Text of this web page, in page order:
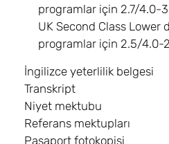
Urban Planning
and Design with
Foundation BA –
8,10
Lisans Bölümleri
Muhasebe ve
İşletme Yönetimi /
6,8
programlar için 2.7/4.0-
UK Second Class Lower
programlar için 2.5/4.0-
İngilizce yeterlilik belgesi
Transkript
Niyet mektubu
Referans mektupları
Pasaport fotokopisi